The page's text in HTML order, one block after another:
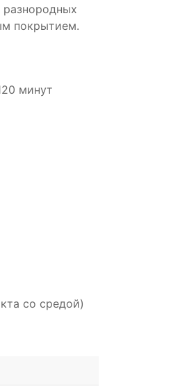
разнородных
покрытием.
минут
со средой)